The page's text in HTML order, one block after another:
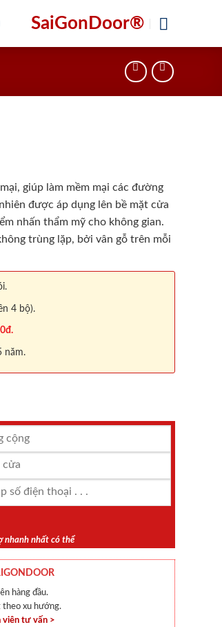
SaiGonDoor®
giúp làm mềm mại các đường
được áp dụng lên bề mặt cửa
nhấn thẩm mỹ cho không gian.
trùng lặp, bởi vân gỗ trên mỗi
4 bộ).
năm.
nhanh nhất có thể
hàng đầu.
theo xu hướng.
viên tư vấn >